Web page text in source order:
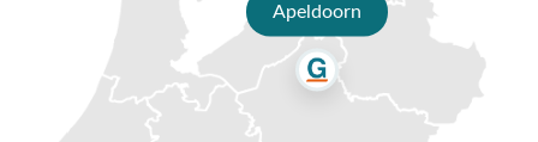
In ons assortiment loungebanken van hout voor in de tuin vindt u
verschillende soorten, stijlen, maten en merken. Van een robuuste
houten loungebank met kussens van All Weather-stof tot aan een
elegante loungebank met teakhouten elementen; u kunt bij ons
terecht. Onze collectie bestaat uit diverse topmerken, van Garden
Apeldoorn